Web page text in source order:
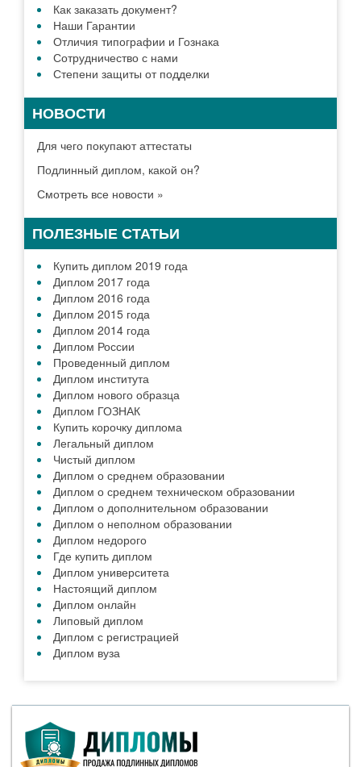
Как заказать документ?
Наши Гарантии
Отличия типографии и Гознака
Сотрудничество с нами
Степени защиты от подделки
НОВОСТИ
Для чего покупают аттестаты
Подлинный диплом, какой он?
Смотреть все новости »
ПОЛЕЗНЫЕ СТАТЬИ
Купить диплом 2019 года
Диплом 2017 года
Диплом 2016 года
Диплом 2015 года
Диплом 2014 года
Диплом России
Проведенный диплом
Диплом института
Диплом нового образца
Диплом ГОЗНАК
Купить корочку диплома
Легальный диплом
Чистый диплом
Диплом о среднем образовании
Диплом о среднем техническом образовании
Диплом о дополнительном образовании
Диплом о неполном образовании
Диплом недорого
Где купить диплом
Диплом университета
Настоящий диплом
Диплом онлайн
Липовый диплом
Диплом с регистрацией
Диплом вуза